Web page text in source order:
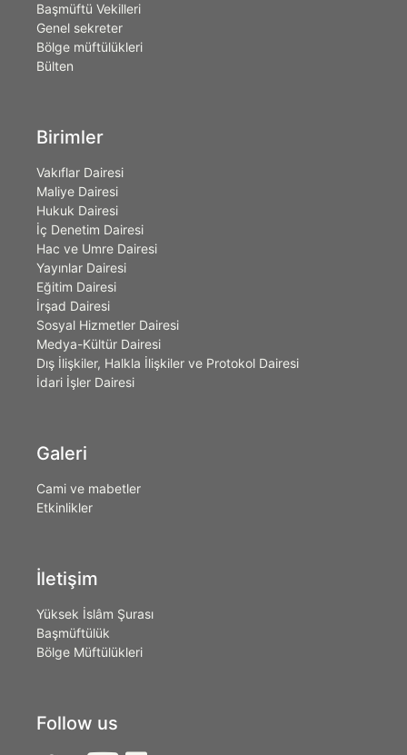
Başmüftü Vekilleri
Genel sekreter
Bölge müftülükleri
Bülten
Birimler
Vakıflar Dairesi
Maliye Dairesi
Hukuk Dairesi
İç Denetim Dairesi
Hac ve Umre Dairesi
Yayınlar Dairesi
Eğitim Dairesi
İrşad Dairesi
Sosyal Hizmetler Dairesi
Medya-Kültür Dairesi
Dış İlişkiler, Halkla İlişkiler ve Protokol Dairesi
İdari İşler Dairesi
Galeri
Cami ve mabetler
Etkinlikler
İletişim
Yüksek İslâm Şurası
Başmüftülük
Bölge Müftülükleri
Follow us